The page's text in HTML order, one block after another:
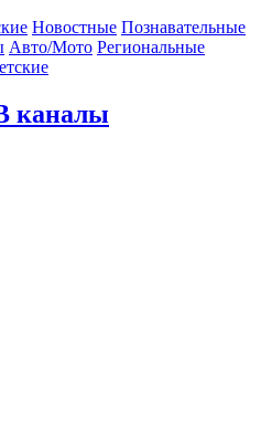
Новостные Познавательные
Авто/Мото Региональные
каналы